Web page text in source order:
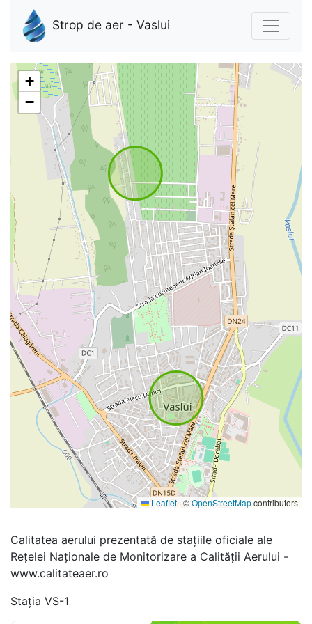
Strop de aer - Vaslui
+
−
Leaflet|©OpenStreetMapcontributors
Calitatea aerului prezentată de stațiile oficiale ale
Rețelei Naționale de Monitorizare a Calității Aerului -
www.calitateaer.ro
Stația VS-1